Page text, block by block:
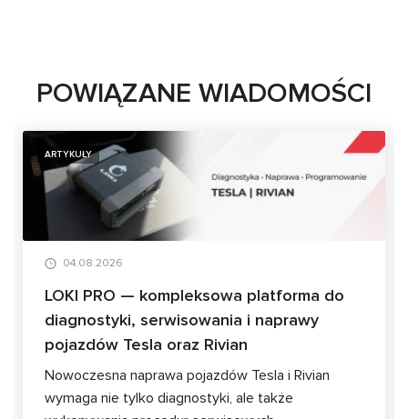
POWIĄZANE WIADOMOŚCI
ARTYKUŁY
04.08.2026
LOKI PRO — kompleksowa platforma do
diagnostyki, serwisowania i naprawy
pojazdów Tesla oraz Rivian
Nowoczesna naprawa pojazdów Tesla i Rivian
wymaga nie tylko diagnostyki, ale także